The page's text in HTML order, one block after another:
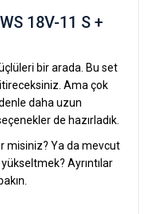
18V-11 S +
bir arada. Bu set
Ama çok
daha uzun
de hazırladık.
misiniz? Ya da mevcut
Ayrıntılar